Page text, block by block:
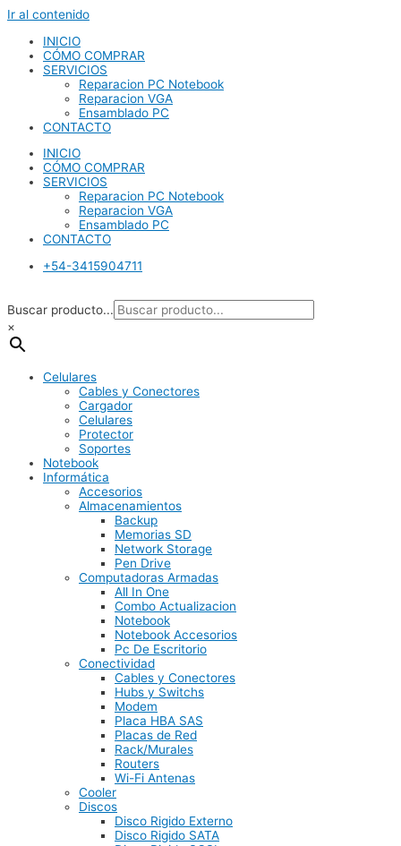
Ir al contenido
INICIO
CÓMO COMPRAR
SERVICIOS
Reparacion PC Notebook
Reparacion VGA
Ensamblado PC
CONTACTO
INICIO
CÓMO COMPRAR
SERVICIOS
Reparacion PC Notebook
Reparacion VGA
Ensamblado PC
CONTACTO
+54-3415904711
Buscar producto...
×
Celulares
Cables y Conectores
Cargador
Celulares
Protector
Soportes
Notebook
Informática
Accesorios
Almacenamientos
Backup
Memorias SD
Network Storage
Pen Drive
Computadoras Armadas
All In One
Combo Actualizacion
Notebook
Notebook Accesorios
Pc De Escritorio
Conectividad
Cables y Conectores
Hubs y Switchs
Modem
Placa HBA SAS
Placas de Red
Rack/Murales
Routers
Wi-Fi Antenas
Cooler
Discos
Disco Rigido Externo
Disco Rigido SATA